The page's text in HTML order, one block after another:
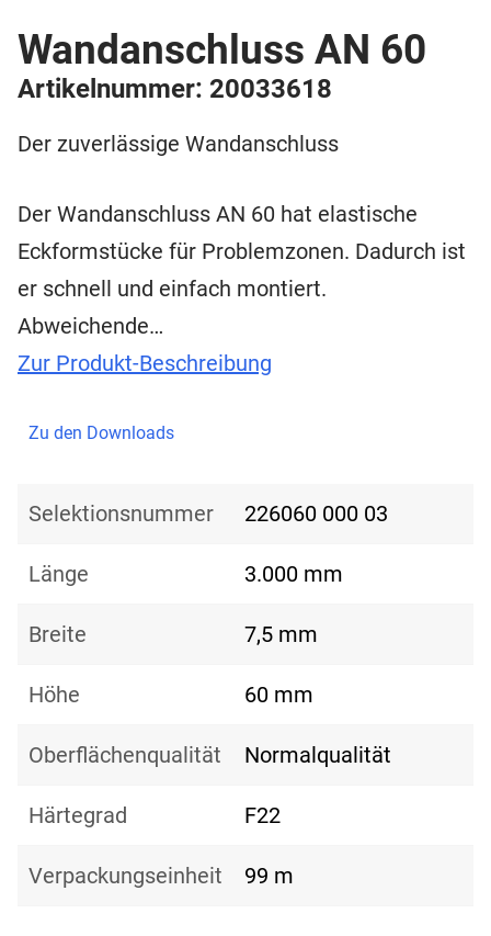
Wandanschluss AN 60
Artikelnummer: 20033618
Der zuverlässige Wandanschluss
Der Wandanschluss AN 60 hat elastische
Eckformstücke für Problemzonen. Dadurch ist
er schnell und einfach montiert.
Abweichende…
Zur Produkt-Beschreibung
Zu den Downloads
Selektionsnummer 226060 000 03
Länge 3.000 mm
Breite 7,5 mm
Höhe 60 mm
Oberflächenqualität Normalqualität
Härtegrad F22
Verpackungseinheit 99 m